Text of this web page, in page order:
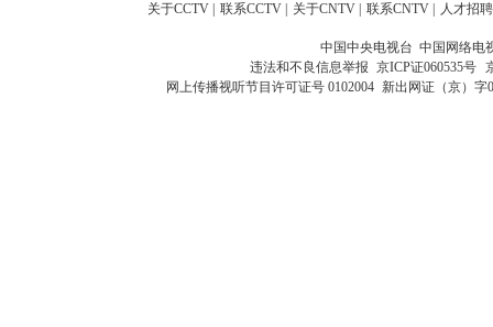
关于CCTV 联系CCTV 关于CNTV 联系CNTV 人才招聘
中国中央电视台 中国网络电
违法和不良信息举报 京ICP证060535号
网上传播视听节目许可证号 0102004 新出网证（京）